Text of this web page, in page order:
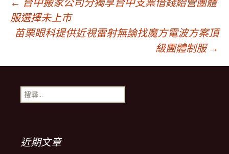
文
章
導
覽
列
服選擇未上市
苗栗眼科提供近視雷射無論找魔方電波方案頂
級團體制服 →
搜
尋
近期文章